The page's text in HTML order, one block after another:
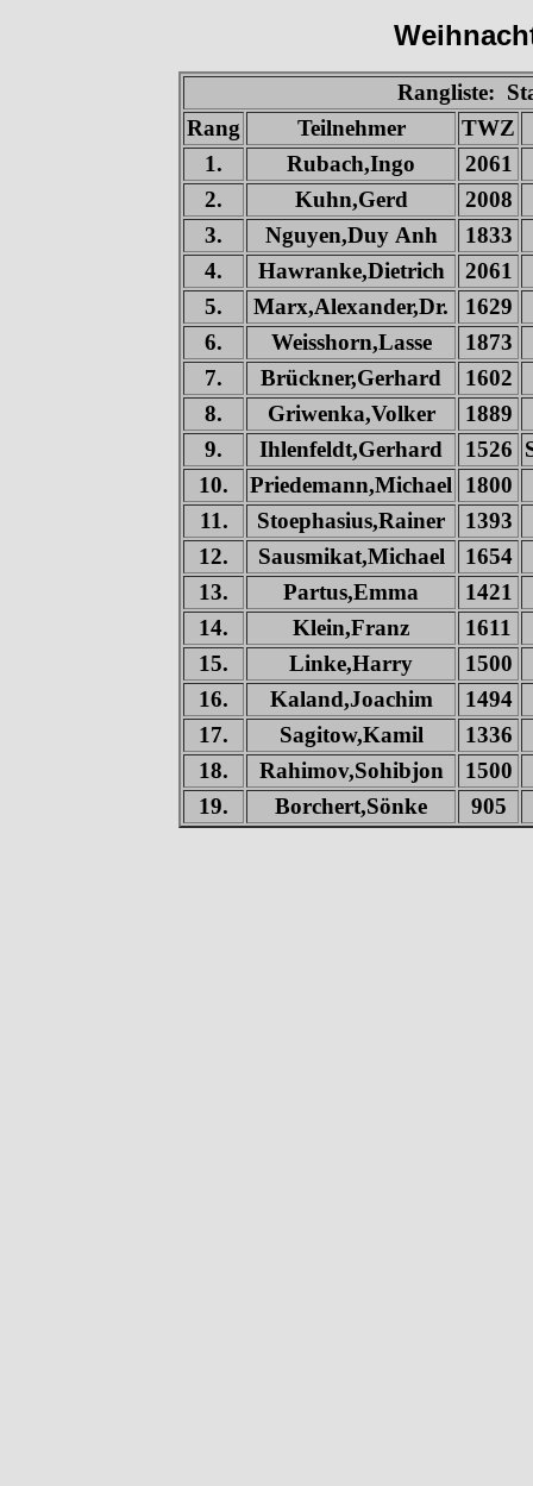
Rangliste:
Rang
Teilnehmer
TWZ
1.
Rubach,Ingo
2061
2.
Kuhn,Gerd
2008
3.
Nguyen,Duy Anh
1833
4.
Hawranke,Dietrich
2061
5.
Marx,Alexander,Dr.
1629
6.
Weisshorn,Lasse
1873
7.
Brückner,Gerhard
1602
8.
Griwenka,Volker
1889
9.
Ihlenfeldt,Gerhard 1526
10.
Priedemann,Michael
1800
11.
Stoephasius,Rainer
1393
12.
Sausmikat,Michael
1654
13.
Partus,Emma
1421
14.
Klein,Franz
1611
15.
Linke,Harry
1500
16.
Kaland,Joachim
1494
17.
Sagitow,Kamil
1336
18.
Rahimov,Sohibjon
1500
19.
Borchert,Sönke 905